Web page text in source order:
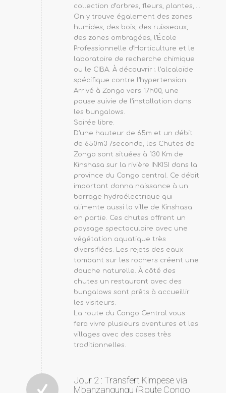
collection d’arbres, fleurs, plantes, …
On y trouve également des zones
humides, des bois, des ruisseaux,
des zones ombragées, l’École
Professionnelle d’Horticulture et le
laboratoire de recherche chimique
ou le CIBA. À découvrir ; l’alcaloïde
spécifique contre l’hypertension.
Arrivé à Zongo vers 17h00, une
pause suivie de l’installation dans
les bungalows.
Soirée libre.
D’une hauteur de 65m et un débit
de 650m3 /seconde, les Chutes de
Zongo sont situées à 130 Km de
Kinshasa sur la rivière INKISI dans la
province du Congo central. Ce débit
important donna naissance à un
barrage hydroélectrique qui
alimente aussi la ville de Kinshasa
en partie. Ces chutes offrent un
paysage spectaculaire avec une
végétation aquatique très
diversifiées. Les rejets des eaux
tombant sur les rochers créent une
douche naturelle. À côté des
chutes un restaurant avec des
bungalows sont prêts à accueillir
les visiteurs.
La route du Congo Central vous
fera vivre plusieurs aventures et les
villages avec des cases très
traditionnelles.
Jour 2 : Transfert Kimpese via
Mbanzangungu (Route Congo